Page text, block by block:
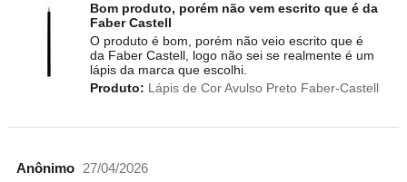
Bom produto, porém não vem escrito que é da
Faber Castell
O produto é bom, porém não veio escrito que é
da Faber Castell, logo não sei se realmente é um
lápis da marca que escolhi.
Produto: Lápis de Cor Avulso Preto Faber-Castell
Anônimo
27/04/2026